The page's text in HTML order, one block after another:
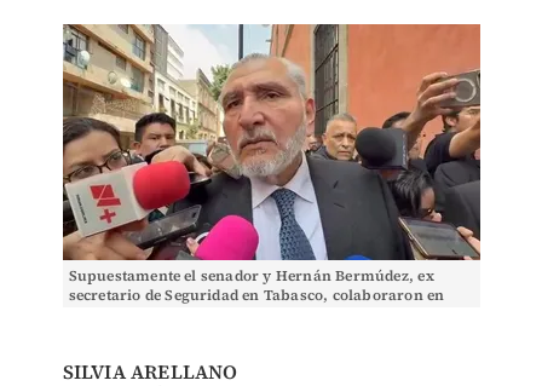
Supuestamente el senador y Hernán Bermúdez, ex
secretario de Seguridad en Tabasco, colaboraron en
SILVIA ARELLANO